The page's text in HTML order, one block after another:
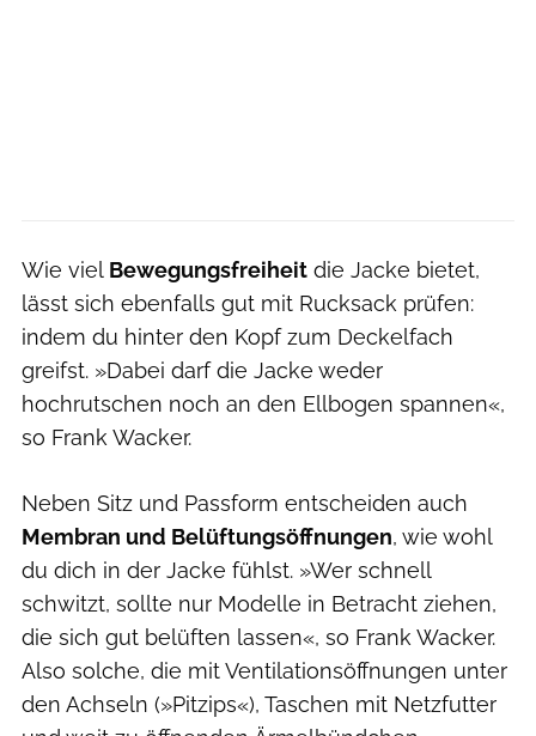
Wie viel Bewegungsfreiheit die Jacke bietet,
lässt sich ebenfalls gut mit Rucksack prüfen:
indem du hinter den Kopf zum Deckelfach
greifst. »Dabei darf die Jacke weder
hochrutschen noch an den Ellbogen spannen«,
so Frank Wacker.
Neben Sitz und Passform entscheiden auch
Membran und Belüftungsöffnungen, wie wohl
du dich in der Jacke fühlst. »Wer schnell
schwitzt, sollte nur Modelle in Betracht ziehen,
die sich gut belüften lassen«, so Frank Wacker.
Also solche, die mit Ventilationsöffnungen unter
den Achseln (»Pitzips«), Taschen mit Netzfutter